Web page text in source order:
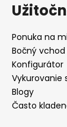
Ponuka na
Bočný
Konfigurátor
Vykurovanie
Blogy
Často